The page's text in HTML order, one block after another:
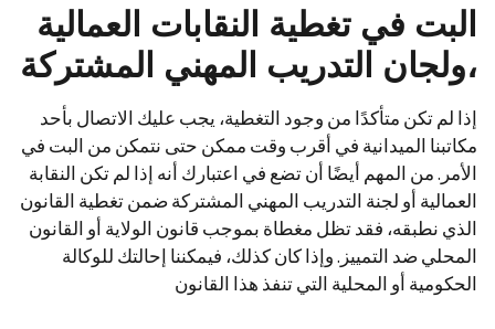
البت في تغطية النقابات العمالية
،ولجان التدريب المهني المشتركة
إذا لم تكن متأكدًا من وجود التغطية، يجب عليك الاتصال بأحد
مكاتبنا الميدانية في أقرب وقت ممكن حتى نتمكن من البت في
الأمر. من المهم أيضًا أن تضع في اعتبارك أنه إذا لم تكن النقابة
العمالية أو لجنة التدريب المهني المشتركة ضمن تغطية القانون
الذي نطبقه، فقد تظل مغطاة بموجب قانون الولاية أو القانون
المحلي ضد التمييز. وإذا كان كذلك، فيمكننا إحالتك للوكالة
الحكومية أو المحلية التي تنفذ هذا القانون